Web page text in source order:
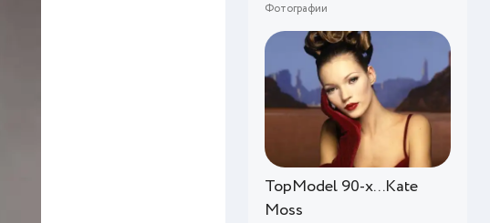
Фотографии
TopModel 90-x...Kate
Moss